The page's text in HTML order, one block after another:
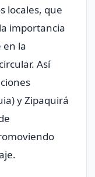
locales, que
importancia
en la
Así
y Zipaquirá